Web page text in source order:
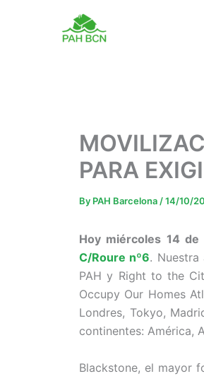
PARA
By PAH Barcelona /14/10/
Hoy miércoles 14 de
C/Roure nº6. Nuestra
PAH y Right to the
Occupy Our Homes
Londres, Tokyo,
continentes: América,
Blackstone, el mayor